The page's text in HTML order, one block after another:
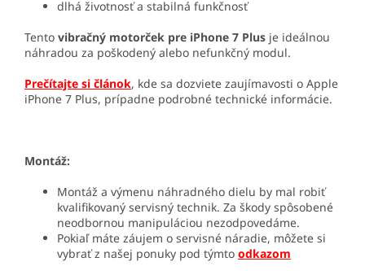
dlhá životnosť a stabilná funkčnosť
Tento vibračný motorček pre iPhone 7 Plus je ideálnou
náhradou za poškodený alebo nefunkčný modul.
Prečítajte si článok, kde sa dozviete zaujímavosti o Apple
iPhone 7 Plus, prípadne podrobné technické informácie.
Montáž:
Montáž a výmenu náhradného dielu by mal robiť
kvalifikovaný servisný technik. Za škody spôsobené
neodbornou manipuláciou nezodpovedáme.
Pokiaľ máte záujem o servisné náradie, môžete si
vybrať z našej ponuky pod týmto odkazom